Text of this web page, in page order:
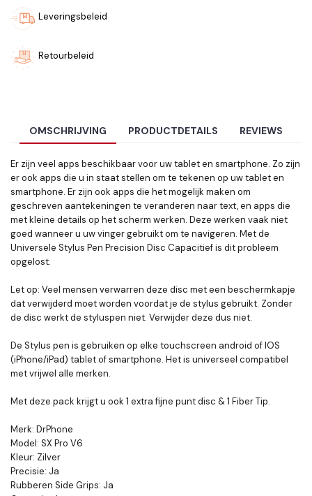
Leveringsbeleid
Retourbeleid
OMSCHRIJVING PRODUCTDETAILS REVIEWS
Er zijn veel apps beschikbaar voor uw tablet en smartphone. Zo zijn
er ook apps die u in staat stellen om te tekenen op uw tablet en
smartphone. Er zijn ook apps die het mogelijk maken om
geschreven aantekeningen te veranderen naar text, en apps die
met kleine details op het scherm werken. Deze werken vaak niet
goed wanneer u uw vinger gebruikt om te navigeren. Met de
Universele Stylus Pen Precision Disc Capacitief is dit probleem
opgelost.
Let op: Veel mensen verwarren deze disc met een beschermkapje
dat verwijderd moet worden voordat je de stylus gebruikt. Zonder
de disc werkt de styluspen niet. Verwijder deze dus niet.
De Stylus pen is gebruiken op elke touchscreen android of IOS
(iPhone/iPad) tablet of smartphone. Het is universeel compatibel
met vrijwel alle merken.
Met deze pack krijgt u ook 1 extra fijne punt disc & 1 Fiber Tip.
Merk: DrPhone
Model: SX Pro V6
Kleur: Zilver
Precisie: Ja
Rubberen Side Grips: Ja